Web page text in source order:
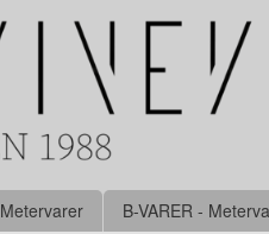
Metervarer B-VARER -